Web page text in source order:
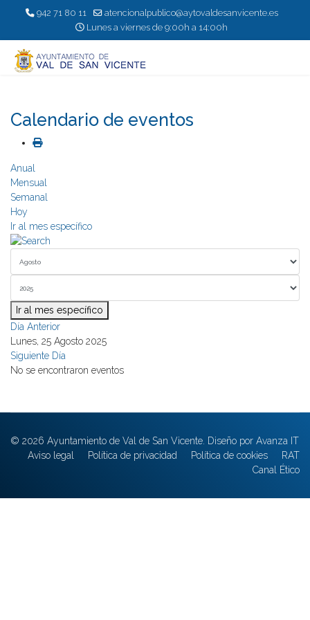
942 71 80 11
atencionalpublico@aytovaldesanvicente.es
Lunes a viernes de 9:00h a 14:00h
Calendario de eventos
Anual
Mensual
Semanal
Hoy
Ir al mes específico
Ir al mes específico
Día Anterior
Lunes, 25 Agosto 2025
Siguiente Día
No se encontraron eventos
© 2026 Ayuntamiento de Val de San Vicente. Diseño por Avanza IT
Aviso legal
Política de privacidad Política de cookies
RAT
Canal Ético